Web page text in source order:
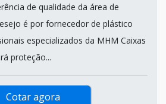
de qualidade da área de
é por fornecedor de plástico
especializados da MHM Caixas
proteção...
Cotar agora